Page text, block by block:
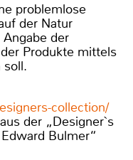
problemlose
der Natur
der
Produkte mittels
soll.
collection/
der „Designer`s
Bulmer“